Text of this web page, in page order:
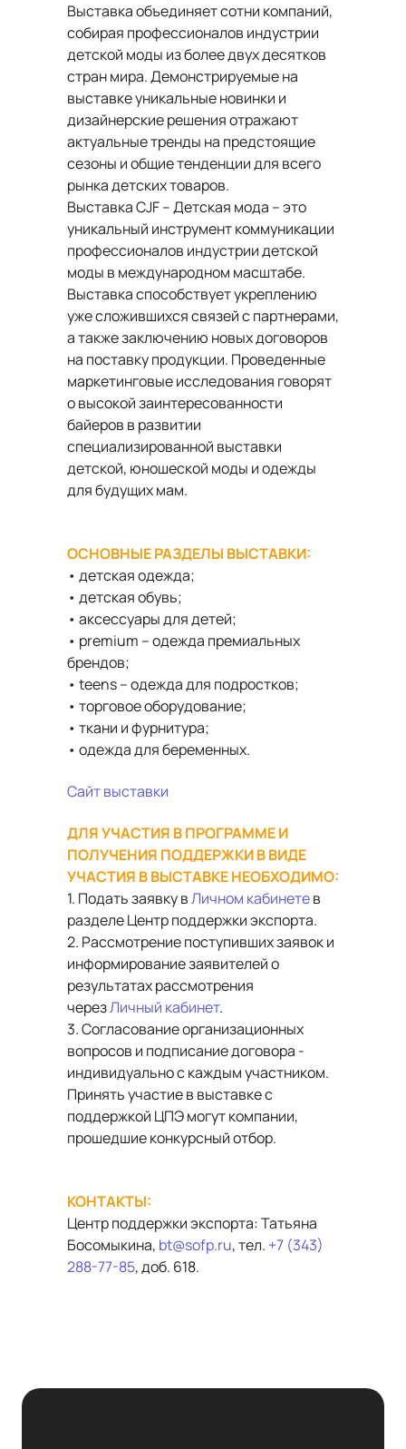
Выставка объединяет сотни компаний,
собирая профессионалов индустрии
детской моды из более двух десятков
стран мира. Демонстрируемые на
выставке уникальные новинки и
дизайнерские решения отражают
актуальные тренды на предстоящие
сезоны и общие тенденции для всего
рынка детских товаров.
Выставка CJF – Детская мода – это
уникальный инструмент коммуникации
профессионалов индустрии детской
моды в международном масштабе.
Выставка способствует укреплению
уже сложившихся связей с партнерами,
а также заключению новых договоров
на поставку продукции. Проведенные
маркетинговые исследования говорят
о высокой заинтересованности
байеров в развитии
специализированной выставки
детской, юношеской моды и одежды
для будущих мам.
ОСНОВНЫЕ РАЗДЕЛЫ ВЫСТАВКИ:
• детская одежда;
• детская обувь;
• аксессуары для детей;
• premium – одежда премиальных
брендов;
• teens – одежда для подростков;
• торговое оборудование;
• ткани и фурнитура;
• одежда для беременных.
Сайт выставки
ДЛЯ УЧАСТИЯ В ПРОГРАММЕ И
ПОЛУЧЕНИЯ ПОДДЕРЖКИ В ВИДЕ
УЧАСТИЯ В ВЫСТАВКЕ НЕОБХОДИМО:
1. Подать заявку вЛичном кабинетев
разделе Центр поддержки экспорта.
2. Рассмотрение поступивших заявок и
информирование заявителей о
результатах рассмотрения
черезЛичный кабинет.
3. Согласование организационных
вопросов и подписание договора -
индивидуально с каждым участником.
Принять участие в выставке с
поддержкой ЦПЭ могут компании,
прошедшие конкурсный отбор.
КОНТАКТЫ:
Центр поддержки экспорта: Татьяна
Босомыкина, bt@sofp.ru, тел. +7 (343)
288-77-85, доб. 618.